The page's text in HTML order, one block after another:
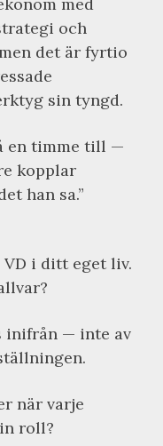
och
det är fyrtio
sin tyngd.
en timme till —
kopplar
han sa.”
i ditt eget liv.
inifrån — inte av
när varje
roll?